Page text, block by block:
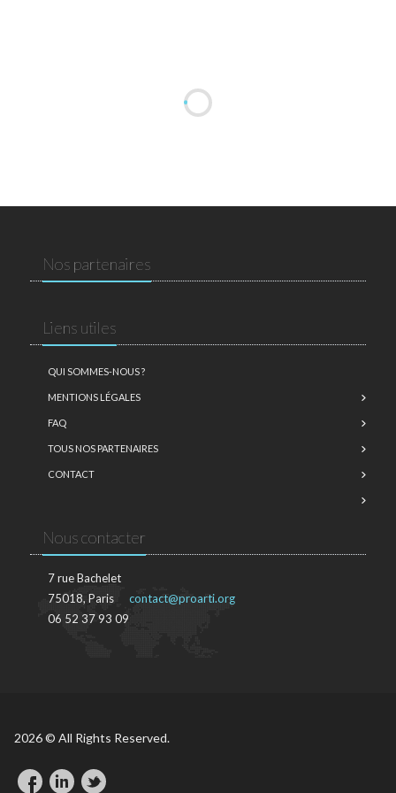
Nos partenaires
Liens utiles
QUI SOMMES-NOUS ?
MENTIONS LÉGALES
FAQ
TOUS NOS PARTENAIRES
CONTACT
Nous contacter
7 rue Bachelet
75018, Paris
06 52 37 93 09
contact@proarti.org
2026 © All Rights Reserved.